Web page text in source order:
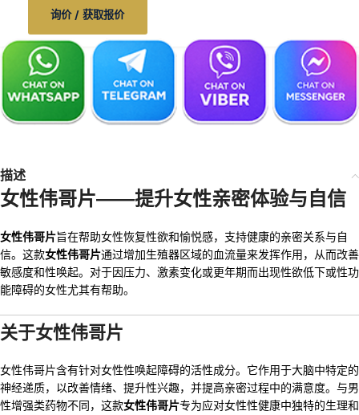
询价 / 获取报价
描述
女性伟哥片——提升女性亲密体验与自信
女性伟哥片旨在帮助女性恢复性欲和愉悦感，支持健康的亲密关系与自
信。这款女性伟哥片通过增加生殖器区域的血流量来发挥作用，从而改善
敏感度和性唤起。对于因压力、激素变化或更年期而出现性欲低下或性功
能障碍的女性尤其有帮助。
关于女性伟哥片
女性伟哥片含有针对女性性唤起障碍的活性成分。它作用于大脑中特定的
神经递质，以改善情绪、提升性兴趣，并提高亲密过程中的满意度。与男
性增强类药物不同，这款女性伟哥片专为应对女性性健康中独特的生理和